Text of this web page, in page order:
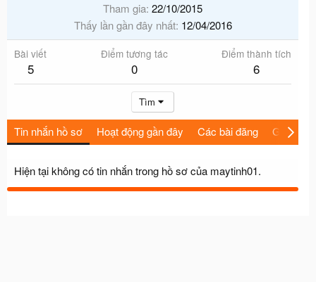
Tham gia 22/10/2015
Thấy lần gần đây nhất 12/04/2016
Bài viết
5
Điểm tương tác
0
Điểm thành tích
6
Tìm
Tin nhắn hồ sơ Hoạt động gần đây Các bài đăng Giới thiệu
Hiện tại không có tin nhắn trong hồ sơ của maytinh01.